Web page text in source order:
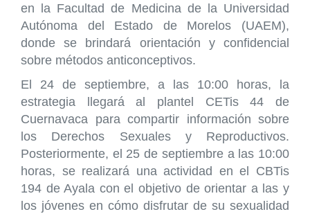
en la Facultad de Medicina de la Universidad
Autónoma del Estado de Morelos (UAEM),
donde se brindará orientación y confidencial
sobre métodos anticonceptivos.
El 24 de septiembre, a las 10:00 horas, la
estrategia llegará al plantel CETis 44 de
Cuernavaca para compartir información sobre
los Derechos Sexuales y Reproductivos.
Posteriormente, el 25 de septiembre a las 10:00
horas, se realizará una actividad en el CBTis
194 de Ayala con el objetivo de orientar a las y
los jóvenes en cómo disfrutar de su sexualidad